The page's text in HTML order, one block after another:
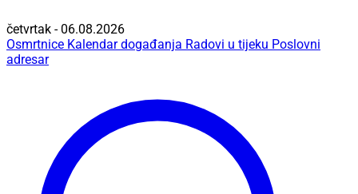
četvrtak - 06.08.2026
Osmrtnice Kalendar događanja Radovi u tijeku Poslovni
adresar